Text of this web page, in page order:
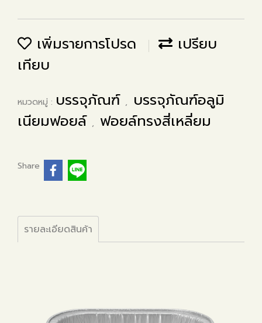
เพิ่มรายการโปรด
เปรียบ
เทียบ
หมวดหมู่ : บรรจุภัณฑ์ ,
บรรจุภัณฑ์อลูมิ
เนียมฟอยล์ , ฟอยล์ทรงสี่เหลี่ยม
Share
รายละเอียดสินค้า